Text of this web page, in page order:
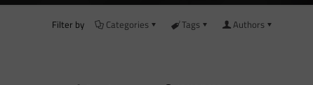
Filter by Categories Tags Authors